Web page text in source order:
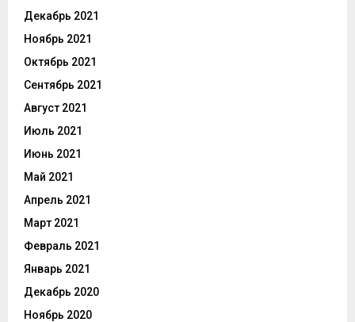
Декабрь 2021
Ноябрь 2021
Октябрь 2021
Сентябрь 2021
Август 2021
Июль 2021
Июнь 2021
Май 2021
Апрель 2021
Март 2021
Февраль 2021
Январь 2021
Декабрь 2020
Ноябрь 2020